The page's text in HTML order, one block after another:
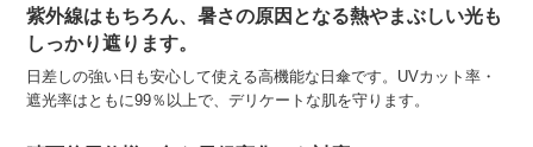
紫外線はもちろん、暑さの原因となる熱やまぶしい光も
しっかり遮ります。
日差しの強い日も安心して使える高機能な日傘です。UVカット率・
遮光率はともに99％以上で、デリケートな肌を守ります。